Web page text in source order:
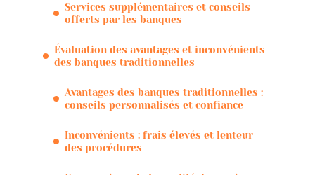
Services supplémentaires et conseils
offerts par les banques
Évaluation des avantages et inconvénients
des banques traditionnelles
Avantages des banques traditionnelles :
conseils personnalisés et confiance
Inconvénients : frais élevés et lenteur
des procédures